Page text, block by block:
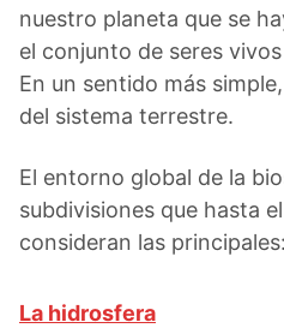
nuestro planeta que se
el conjunto de seres
En un sentido más
del sistema terrestre.
El entorno global de la
subdivisiones que hasta
consideran las principales:
La hidrosfera